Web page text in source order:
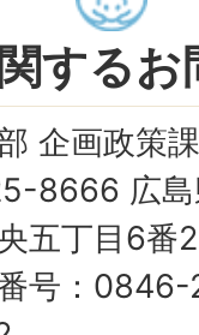
する
企画政策課
8666 広島
五丁目6番
号：